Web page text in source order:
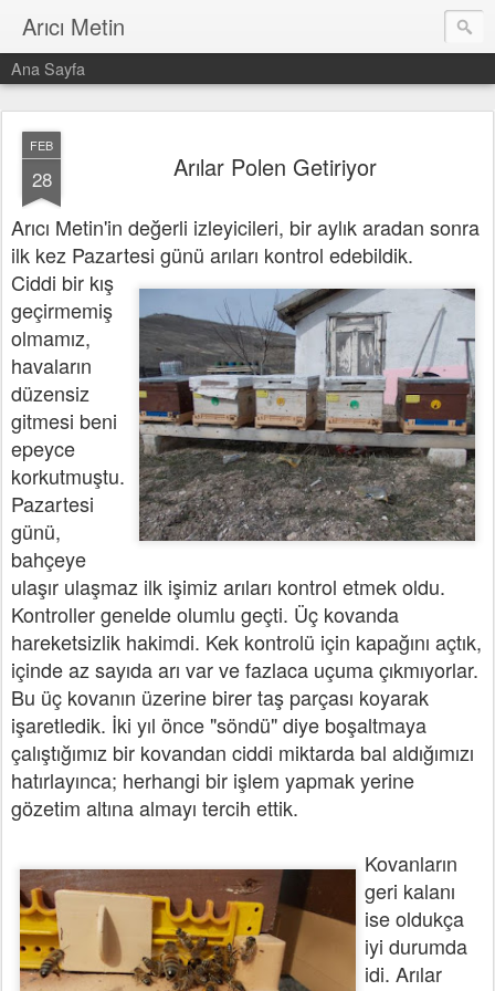
Arıcı Metin
Ana Sayfa
FEB
28 Arılar Polen Getiriyor
Arıcı Metin'in değerli izleyicileri, bir aylık aradan sonra
ilk kez Pazartesi günü arıları kontrol edebildik.
Ciddi bir kış
geçirmemiş
olmamız,
havaların
düzensiz
gitmesi beni
epeyce
korkutmuştu.
Pazartesi
günü,
bahçeye
ulaşır ulaşmaz ilk işimiz arıları kontrol etmek oldu.
Kontroller genelde olumlu geçti. Üç kovanda
hareketsizlik hakimdi. Kek kontrolü için kapağını açtık,
içinde az sayıda arı var ve fazlaca uçuma çıkmıyorlar.
Bu üç kovanın üzerine birer taş parçası koyarak
işaretledik. İki yıl önce "söndü" diye boşaltmaya
çalıştığımız bir kovandan ciddi miktarda bal aldığımızı
hatırlayınca; herhangi bir işlem yapmak yerine
gözetim altına almayı tercih ettik.
Kovanların
geri kalanı
ise oldukça
iyi durumda
idi. Arılar